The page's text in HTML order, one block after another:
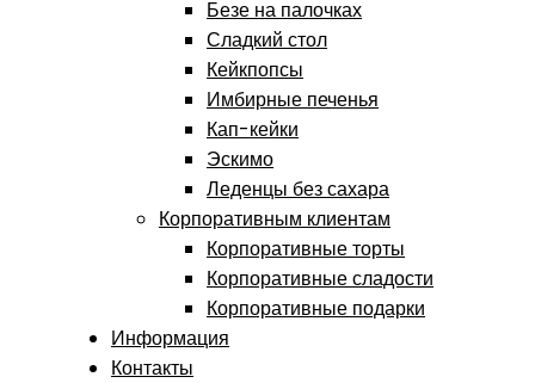
Безе на палочках
Сладкий стол
Кейкпопсы
Имбирные печенья
Кап-кейки
Эскимо
Леденцы без сахара
Корпоративным клиентам
Корпоративные торты
Корпоративные сладости
Корпоративные подарки
Информация
Контакты